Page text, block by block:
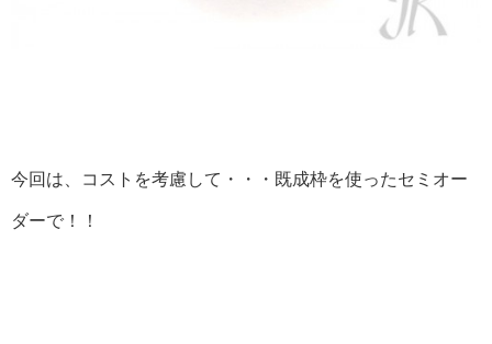
今回は、コストを考慮して・・・既成枠を使ったセミオー
ダーで！！